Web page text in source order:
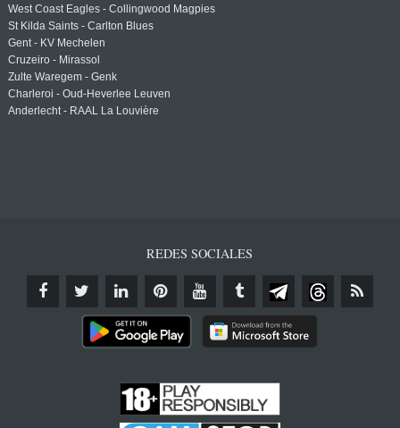
West Coast Eagles - Collingwood Magpies
St Kilda Saints - Carlton Blues
Gent - KV Mechelen
Cruzeiro - Mirassol
Zulte Waregem - Genk
Charleroi - Oud-Heverlee Leuven
Anderlecht - RAAL La Louvière
REDES SOCIALES